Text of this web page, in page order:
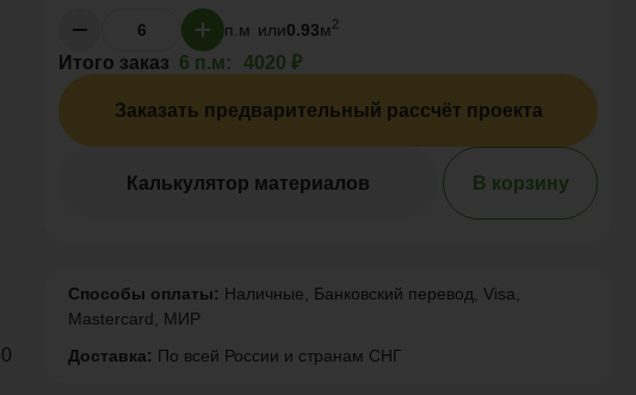
п.м или0.93м2
Итого заказ 6 п.м: 4020 ₽
Заказать предварительный рассчёт проекта
Калькулятор материалов В корзину
Способы оплаты: Наличные, Банковский перевод, Visa,
Mastercard, МИР
Доставка: По всей России и странам СНГ